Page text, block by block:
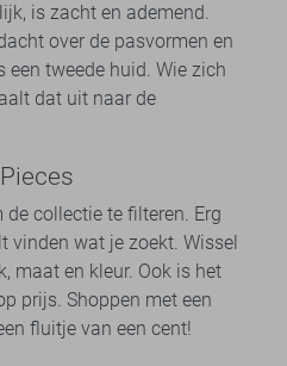
is zacht en ademend.
over de pasvormen en
tweede huid. Wie zich
dat uit naar de
collectie te filteren. Erg
vinden wat je zoekt. Wissel
maat en kleur. Ook is het
prijs. Shoppen met een
fluitje van een cent!